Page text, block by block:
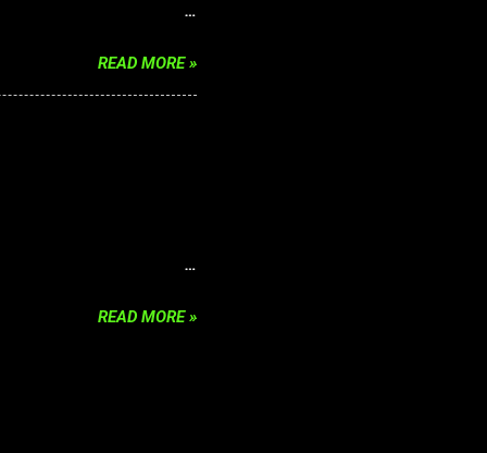
khusus dan berbagai
energi negatif,
anda, membuang
ini dengan menanggap
READ MORE »
untuk : ~ Power
READ MORE »